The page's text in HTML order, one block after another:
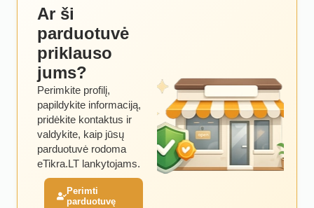
Ar ši
parduotuvė
priklauso
jums?
Perimkite profilį,
papildykite informaciją,
pridėkite kontaktus ir
valdykite, kaip jūsų
parduotuvė rodoma
eTikra.LT lankytojams.
Perimti
parduotuvę